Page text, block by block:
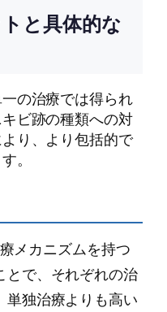
と具体的な
の治療では得られ
ビ跡の種類への対
り、より包括的で
。
メカニズムを持つ
とで、それぞれの治
単独治療よりも高い